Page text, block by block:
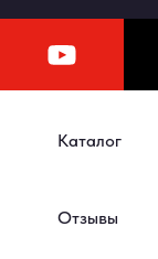
Каталог
Отзывы